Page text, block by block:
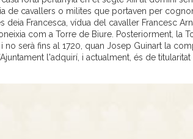
de cavallers o milites que portaven per
Francesca, vídua del cavaller Francesc
com a Torre de Biure. Posteriorment, la
serà fins al 1720, quan Josep Guinart la
l'adquirí, i actualment, és de